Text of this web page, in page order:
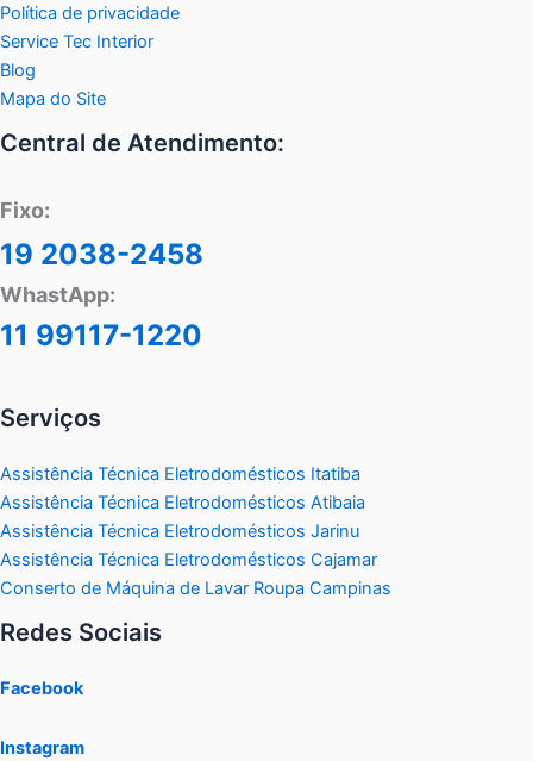
Política de privacidade
Service Tec Interior
Blog
Mapa do Site
Central de Atendimento:
Fixo:
19 2038-2458
WhastApp:
11 99117-1220
Serviços
Assistência Técnica Eletrodomésticos Itatiba
Assistência Técnica Eletrodomésticos Atibaia
Assistência Técnica Eletrodomésticos Jarinu
Assistência Técnica Eletrodomésticos Cajamar
Conserto de Máquina de Lavar Roupa Campinas
Redes Sociais
Facebook
Instagram